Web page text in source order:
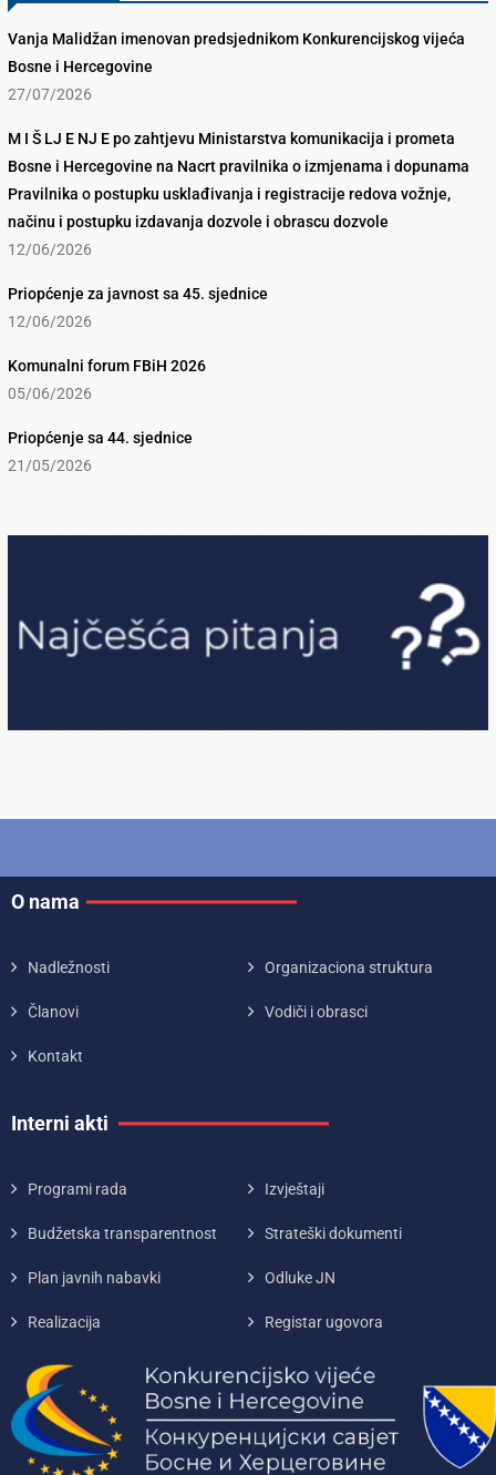
Vanja Malidžan imenovan predsjednikom Konkurencijskog vijeća
Bosne i Hercegovine
27/07/2026
M I Š LJ E NJ E po zahtjevu Ministarstva komunikacija i prometa
Bosne i Hercegovine na Nacrt pravilnika o izmjenama i dopunama
Pravilnika o postupku usklađivanja i registracije redova vožnje,
načinu i postupku izdavanja dozvole i obrascu dozvole
12/06/2026
Priopćenje za javnost sa 45. sjednice
12/06/2026
Komunalni forum FBiH 2026
05/06/2026
Priopćenje sa 44. sjednice
21/05/2026
O nama
Nadležnosti Organizaciona struktura
Članovi Vodiči i obrasci
Kontakt
Interni akti
Programi rada Izvještaji
Budžetska transparentnost Strateški dokumenti
Plan javnih nabavki Odluke JN
Realizacija Registar ugovora